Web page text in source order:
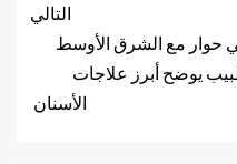
التالي
حوار مع الشرق الأوسط
يوضح أبرز علاجات
الأسنان